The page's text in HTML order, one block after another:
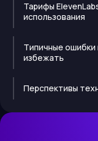
Тарифы
использования
Типичные ошибки
избежать
Перспективы